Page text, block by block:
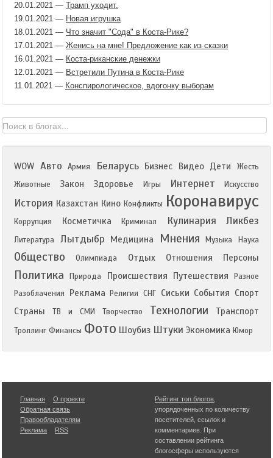
20.01.2021 — Трамп уходит.
19.01.2021 — Новая игрушка
18.01.2021 — Что значит "Сода" в Коста-Рике?
17.01.2021 — Женись на мне! Предложение как из сказки
16.01.2021 — Коста-риканские денежки
12.01.2021 — Встретили Путина в Коста-Рике
11.01.2021 — Конспирологическое, вдогонку выборам
WOW Авто Армия Беларусь Бизнес Видео Дети
Жесть
Животные
Закон Здоровье Игры Интернет Искусство
История Казахстан Кино Конфликты Коронавирус
Коррупция Косметичка Криминал Кулинария Ликбез
Литература Лытдыбр Медицина Мнения Музыка Наука
Общество Олимпиада Отдых Отношения Персоны
Политика Природа Происшествия Путешествия
Разное
Разоблачения
Реклама Религия СНГ Сиськи События Спорт
Страны
ТВ и СМИ Творчество Технологии Транспорт
Троллинг Финансы Фото Шоубиз Штуки Экономика Юмор
Главная
О проекте
Обратная связь
Правообладателям
Реклама
RSS
Рейтинг топ блогов
упорядоченных по количеству
посетителей, ссылок и
комментариев. При
составлении рейтинга
блогосферы используются